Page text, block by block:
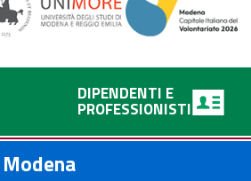
DIPENDENTI E
PROFESSIONISTI
Modena